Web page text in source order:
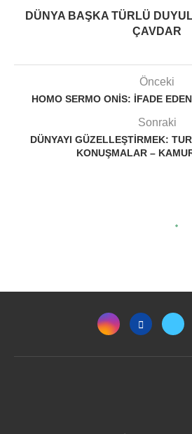
DÜNYA BAŞKA TÜRLÜ
ÇAVDAR
Önceki
HOMO SERMO ONIS: İFADE
Sonraki
DÜNYAYI GÜZELLEŞTIRMEK:
KONUŞMALAR –